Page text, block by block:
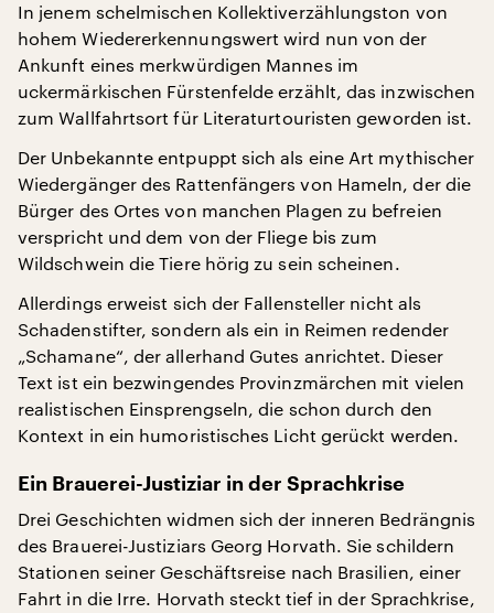
In jenem schelmischen Kollektiverzählungston von
hohem Wiedererkennungswert wird nun von der
Ankunft eines merkwürdigen Mannes im
uckermärkischen Fürstenfelde erzählt, das inzwischen
zum Wallfahrtsort für Literaturtouristen geworden ist.
Der Unbekannte entpuppt sich als eine Art mythischer
Wiedergänger des Rattenfängers von Hameln, der die
Bürger des Ortes von manchen Plagen zu befreien
verspricht und dem von der Fliege bis zum
Wildschwein die Tiere hörig zu sein scheinen.
Allerdings erweist sich der Fallensteller nicht als
Schadenstifter, sondern als ein in Reimen redender
„Schamane“, der allerhand Gutes anrichtet. Dieser
Text ist ein bezwingendes Provinzmärchen mit vielen
realistischen Einsprengseln, die schon durch den
Kontext in ein humoristisches Licht gerückt werden.
Ein Brauerei-Justiziar in der Sprachkrise
Drei Geschichten widmen sich der inneren Bedrängnis
des Brauerei-Justiziars Georg Horvath. Sie schildern
Stationen seiner Geschäftsreise nach Brasilien, einer
Fahrt in die Irre. Horvath steckt tief in der Sprachkrise,